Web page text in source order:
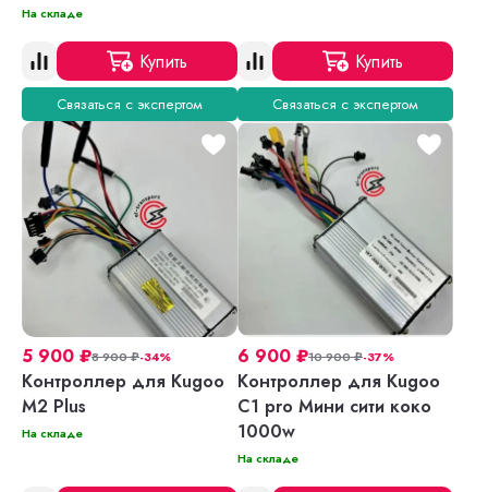
На складе
Купить
Связаться с экспертом
Купить
Связаться с экспертом
5 900 ₽8 900₽-34%
Контроллер для Kugoo
М2 Plus
На складе
6 900 ₽10 900₽-37%
Контроллер для Kugoo
C1 pro Мини сити коко
1000w
На складе